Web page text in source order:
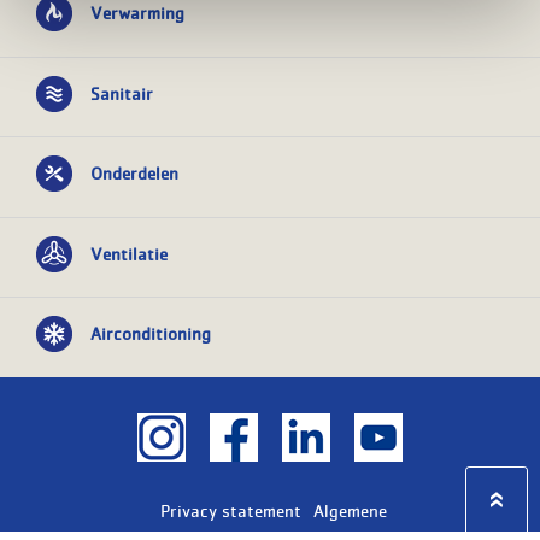
Verwarming
Sanitair
Onderdelen
Ventilatie
Airconditioning
Privacy statement
Algemene